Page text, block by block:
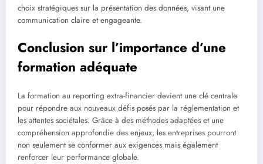
choix stratégiques sur la présentation des données, visant une
communication claire et engageante.
Conclusion sur l’importance d’une
formation adéquate
La formation au reporting extra-financier devient une clé centrale
pour répondre aux nouveaux défis posés par la réglementation et
les attentes sociétales. Grâce à des méthodes adaptées et une
compréhension approfondie des enjeux, les entreprises pourront
non seulement se conformer aux exigences mais également
renforcer leur performance globale.